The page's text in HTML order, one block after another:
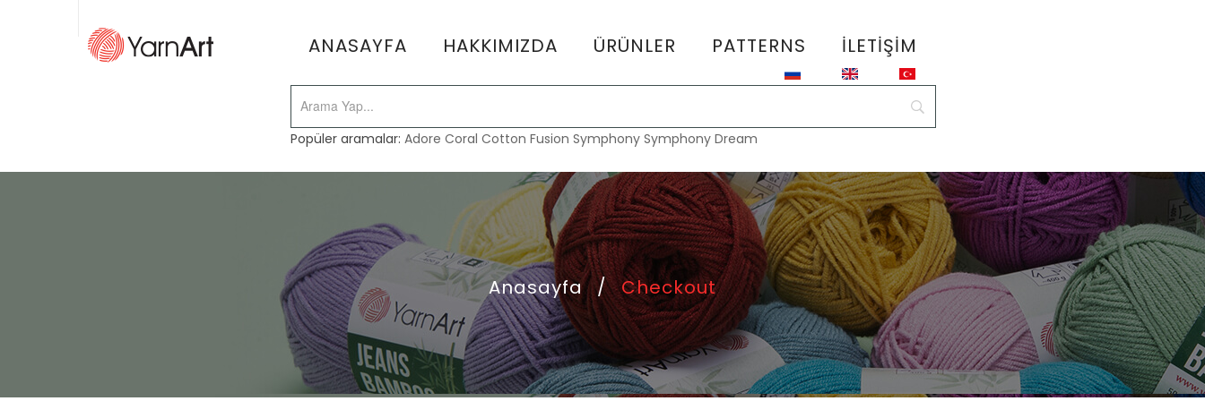
ANASAYFA HAKKIMIZDA ÜRÜNLER PATTERNS İLETIŞIM
Popüler aramalar:Adore Coral Cotton Fusion Symphony Symphony Dream
Anasayfa / Checkout